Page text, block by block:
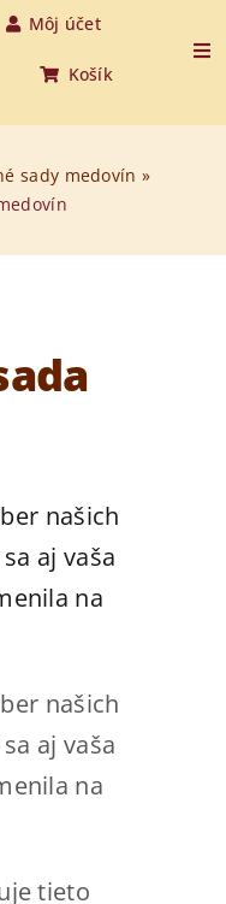
Môj účet
Košík
sady medovín »
našich
aj vaša
na
našich
aj vaša
na
tieto